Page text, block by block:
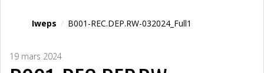
Iweps / B001-REC.DEP.RW-032024_Full1
19 mars 2024